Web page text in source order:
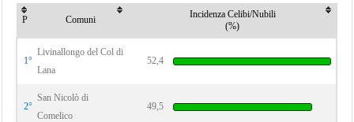
P Comuni
Incidenza Celibi/Nubili
(%)
1°
Livinallongo del Col di
Lana
52,4
2°
San Nicolò di
Comelico
49,5